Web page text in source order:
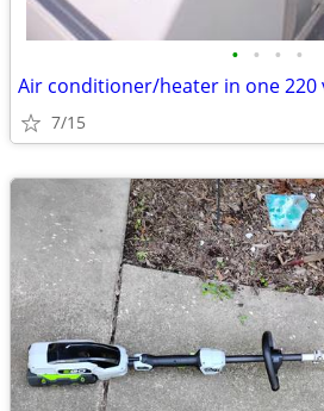
• • • •
Air conditioner/heater in one 220
7/15